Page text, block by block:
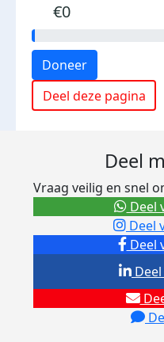
€0
Doneer
Deel deze pagina
Deel
Vraag veilig en snel
Deel
Deel
Deel